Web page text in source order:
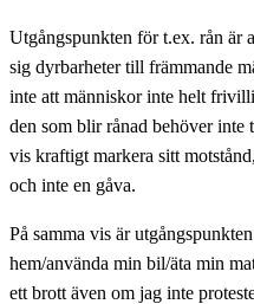
Utgångspunkten för t.ex. rån är
sig dyrbarheter till främmande
inte att människor inte helt
den som blir rånad behöver inte
vis kraftigt markera sitt
och inte en gåva.
På samma vis är
hem/använda min bil/äta min
ett brott även om jag inte